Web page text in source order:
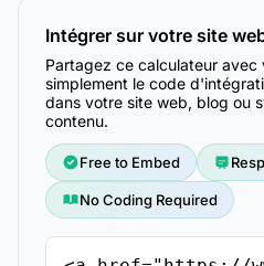
Intégrer sur votre site
Partagez ce calculateur avec
simplement le code
dans votre site web, blog ou
contenu.
Free to Embed
No Coding Required